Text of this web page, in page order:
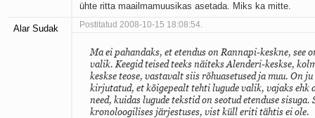
ühte ritta maailmamuusikas asetada. Miks ka mitte.
Alar Sudak Postitatud 2008-10-15 18:08:54.
Ma ei pahandaks, et etendus on Rannapi-keskne, see
valik. Keegid teised teeks näiteks Alenderi-keskse,
keskse teose, vastavalt siis rõhuasetused ja muu. On
kirjutatud, et kõigepealt tehti lugude valik, vajaks ehk
need, kuidas lugude tekstid on seotud etenduse sisuga.
kronoloogilises järjestuses, vist küll eriti tähtis ei ole.